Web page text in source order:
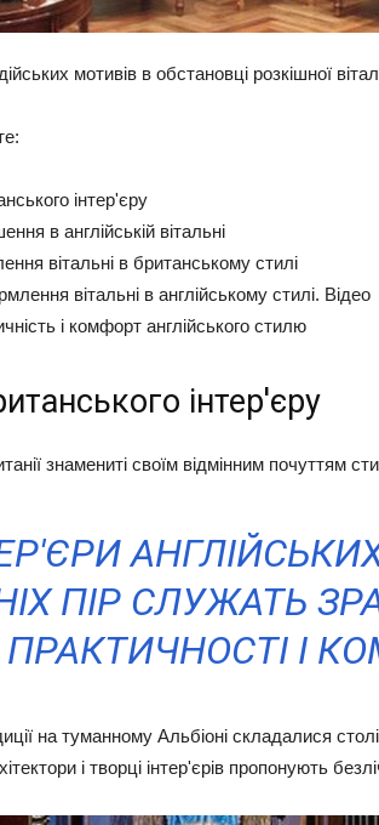
мотивів в обстановці розкішної
інтер'єру
в англійській вітальні
вітальні в британському стилі
вітальні в англійському стилі. Відео
і комфорт англійського стилю
інтер'єру
знамениті своїм відмінним почуттям
ПІР СЛУЖАТЬ
ПРАКТИЧНОСТІ І
на туманному Альбіоні складалися
і творці інтер'єрів пропонують